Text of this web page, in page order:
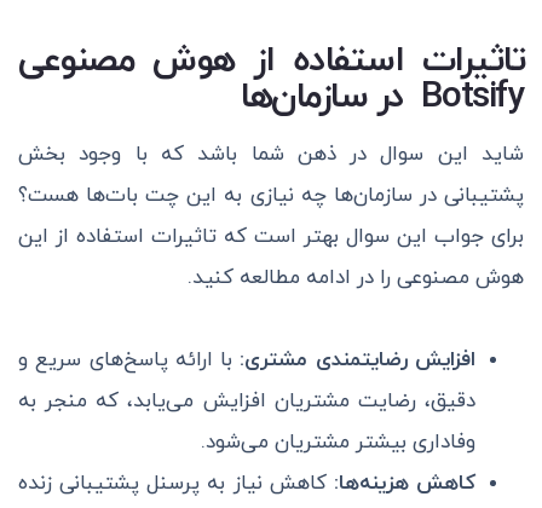
تاثیرات استفاده از هوش مصنوعی
Botsify در سازمان‌ها
شاید این سوال در ذهن شما باشد که با وجود بخش
پشتیبانی در سازمان‌ها چه نیازی به این چت بات‌ها هست؟
برای جواب این سوال بهتر است که تاثیرات استفاده از این
هوش مصنوعی را در ادامه مطالعه کنید.
افزایش رضایتمندی مشتری: با ارائه پاسخ‌های سریع و
دقیق، رضایت مشتریان افزایش می‌یابد، که منجر به
وفاداری بیشتر مشتریان می‌شود.
کاهش هزینه‌ها: کاهش نیاز به پرسنل پشتیبانی زنده